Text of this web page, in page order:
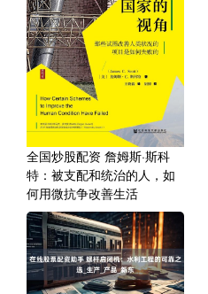
全国炒股配资 詹姆斯·斯科
特：被支配和统治的人，如
何用微抗争改善生活